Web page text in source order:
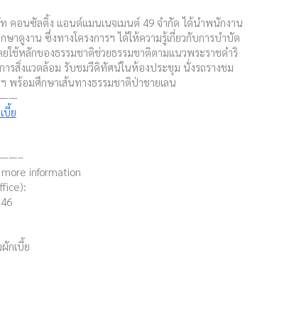
คอนซัลติ้ง แอนด์แมนเนจเมนต์ 49 จํากัด ได้นำพนักงาน
าดูงาน ซึ่งทางโครงการฯ ได้ให้ความรู้เกี่ยวกับการบำบัด
ใช้หลักของธรรมชาติช่วยธรรมชาติตามแนวพระราชดำริ
ารสิ่งแวดล้อม รับชมวีดิทัศน์ในห้องประชุม นั่งรถรางชม
พร้อมศึกษาเส้นทางธรรมชาติป่าชายเลน
บี้ย
information
กเบี้ย